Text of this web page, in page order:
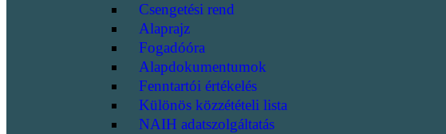
Csengetési rend
Alaprajz
Fogadóóra
Alapdokumentumok
Fenntartói értékelés
Különös közzétételi lista
NAIH adatszolgáltatás